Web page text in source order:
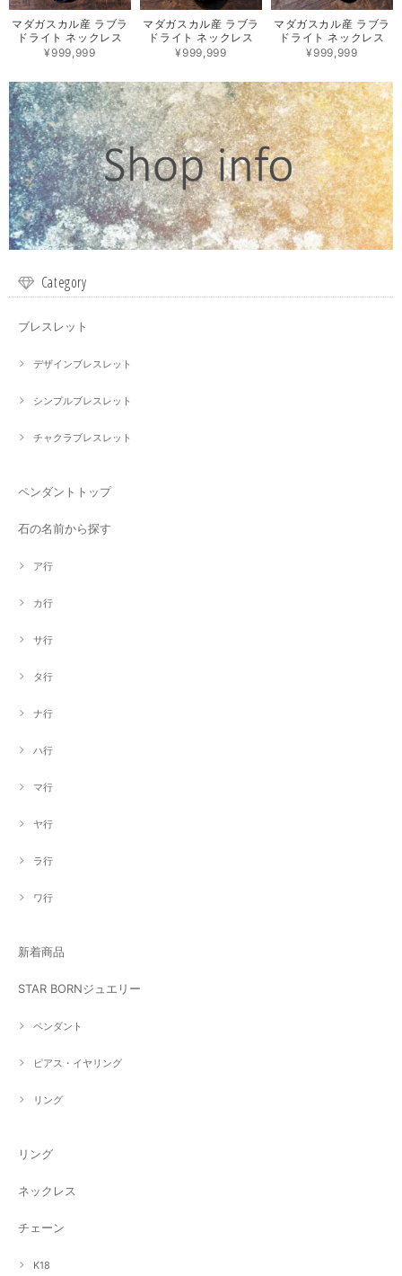
マダガスカル産 ラブラ
ドライト ネックレス
¥999,999
マダガスカル産 ラブラ
ドライト ネックレス
¥999,999
マダガスカル産 ラブラ
ドライト ネックレス
¥999,999
Category
ブレスレット
デザインブレスレット
シンプルブレスレット
チャクラブレスレット
ペンダントトップ
石の名前から探す
ア行
カ行
サ行
タ行
ナ行
ハ行
マ行
ヤ行
ラ行
ワ行
新着商品
STAR BORNジュエリー
ペンダント
ピアス・イヤリング
リング
リング
ネックレス
チェーン
K18